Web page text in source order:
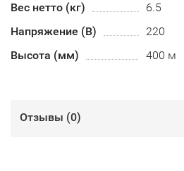
Вес нетто (кг)
6.5
Напряжение (В)
220
Высота (мм)
400 м
Отзывы (0)